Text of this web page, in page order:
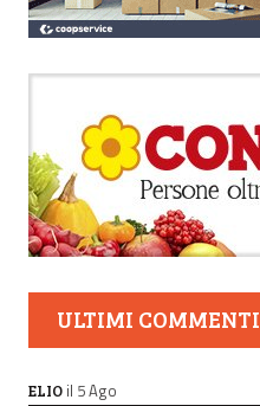
ULTIMI COMMENTI
ELIO il 5 Ago